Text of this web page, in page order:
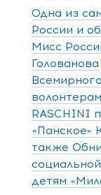
Одна из
России и
Мисс
RASCHINI
«Панское»
также
детям